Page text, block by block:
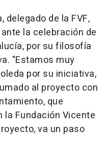
delegado de la FVF,
la celebración de
por su filosofía
"Estamos muy
por su iniciativa,
al proyecto con
que
la Fundación Vicente
va un paso